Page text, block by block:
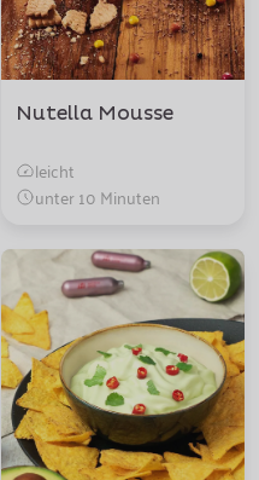
Nutella Mousse
leicht
unter 10 Minuten